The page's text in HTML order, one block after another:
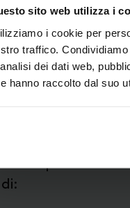
sito web utilizza i
i cookie per
traffico.
dei dati web,
hanno raccolto dal suo
una specifica